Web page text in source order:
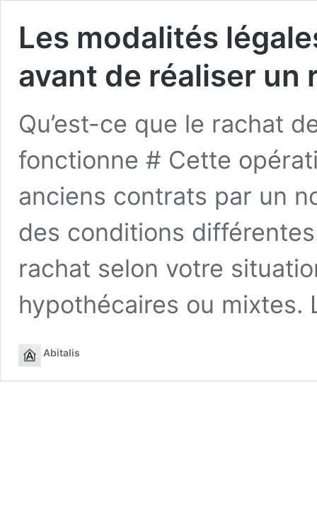
Les modalités
avant de réaliser un
Qu’est-ce que le rachat
fonctionne # Cette
anciens contrats par un
des conditions
rachat selon votre
hypothécaires ou mixtes.
Abitalis